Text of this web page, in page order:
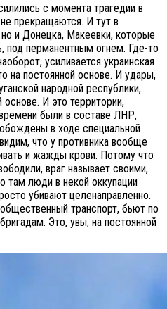
с момента трагедии в
прекращаются. И тут в
и Донецка, Макеевки, которые
под перманентным огнем. Где-то
усиливается украинская
на постоянной основе. И удары,
народной республики,
основе. И это территории,
были в составе ЛНР,
в ходе специальной
что у противника вообще
и жажды крови. Потому что
враг называет своими,
там люди в некой оккупации
убивают целенаправленно.
транспорт, бьют по
Это, увы, на постоянной